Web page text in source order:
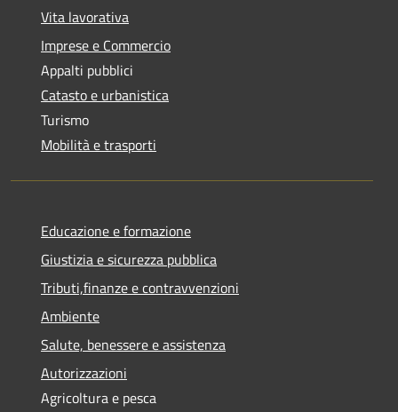
Vita lavorativa
Imprese e Commercio
Appalti pubblici
Catasto e urbanistica
Turismo
Mobilità e trasporti
Educazione e formazione
Giustizia e sicurezza pubblica
Tributi,finanze e contravvenzioni
Ambiente
Salute, benessere e assistenza
Autorizzazioni
Agricoltura e pesca